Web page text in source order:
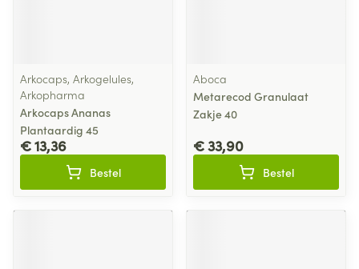
Arkocaps, Arkogelules,
Arkopharma
Arkocaps Ananas
Plantaardig 45
€ 13,36
Bestel
Aboca
Metarecod Granulaat
Zakje 40
€ 33,90
Bestel